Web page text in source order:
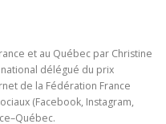
et au Québec par Christine
national délégué du prix
de la Fédération France
(Facebook, Instagram,